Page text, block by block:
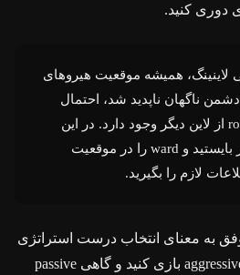
دوری کنید.
لاینینگ، همیشه موقعیت هیروهای
ناگهان ناپدید شد، احتمال
gank از jungle یا rotation از لاین دیگر وجود دارد. در این
شرایط، یک قدم عقب‌تر بایستید و ward را در موقعیت
لازم را بگیرید.
به معنای انتخاب درست استراتژی
در لحظه است. گاهی باید aggressive بازی کنید و گاهی passive